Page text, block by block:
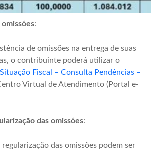
:
de omissões na entrega de suas
o contribuinte poderá utilizar o
Fiscal – Consulta Pendências –
Virtual de Atendimento (Portal e-
das omissões:
das omissões podem ser